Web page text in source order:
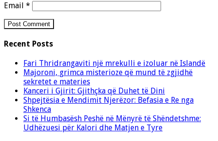
Email *
Recent Posts
Fari Thridrangaviti një mrekulli e izoluar në Islandë
Majoroni, grimca misterioze që mund të zgjidhë
sekretet e materies
Kanceri i Gjirit: Gjithçka që Duhet të Dini
Shpejtësia e Mendimit Njerëzor: Befasia e Re nga
Shkenca
Si të Humbasësh Peshë në Mënyrë të Shëndetshme:
Udhëzuesi për Kalori dhe Matjen e Tyre